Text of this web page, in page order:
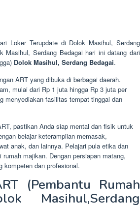
Loker Terupdate di Dolok Masihul, Serdang
Masihul, Serdang Bedagai hari ini datang dari
Dolok Masihul, Serdang Bedagai.
ART yang dibuka di berbagai daerah.
mulai dari Rp 1 juta hingga Rp 3 juta per
menyediakan fasilitas tempat tinggal dan
pastikan Anda siap mental dan fisik untuk
belajar keterampilan memasak,
anak, dan lainnya. Pelajari pula etika dan
majikan. Dengan persiapan matang,
kompeten dan profesional.
(Pembantu Rumah
Masihul,Serdang